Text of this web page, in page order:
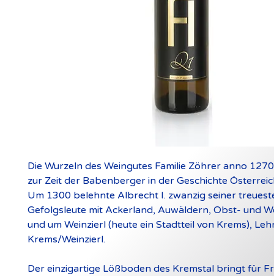
Die Wurzeln des Weingutes Familie Zöhrer anno
zur Zeit der Babenberger in der Geschichte
Um 1300 belehnte Albrecht I. zwanzig seiner
Gefolgsleute mit Ackerland, Auwäldern, Obst- und
und um Weinzierl (heute ein Stadtteil von Krems),
Krems/Weinzierl.
Der einzigartige Lößboden des Kremstal bringt für